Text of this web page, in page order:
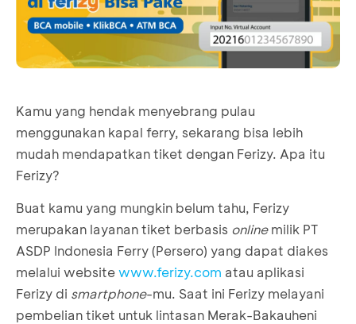
Kamu yang hendak menyebrang pulau
menggunakan kapal ferry, sekarang bisa lebih
mudah mendapatkan tiket dengan Ferizy. Apa itu
Ferizy?
Buat kamu yang mungkin belum tahu, Ferizy
merupakan layanan tiket berbasis onlinemilik PT
ASDP Indonesia Ferry (Persero) yang dapat diakes
melalui websitewww.ferizy.com atau aplikasi
Ferizy di smartphone-mu. Saat ini Ferizy melayani
pembelian tiket untuk lintasan Merak-Bakauheni